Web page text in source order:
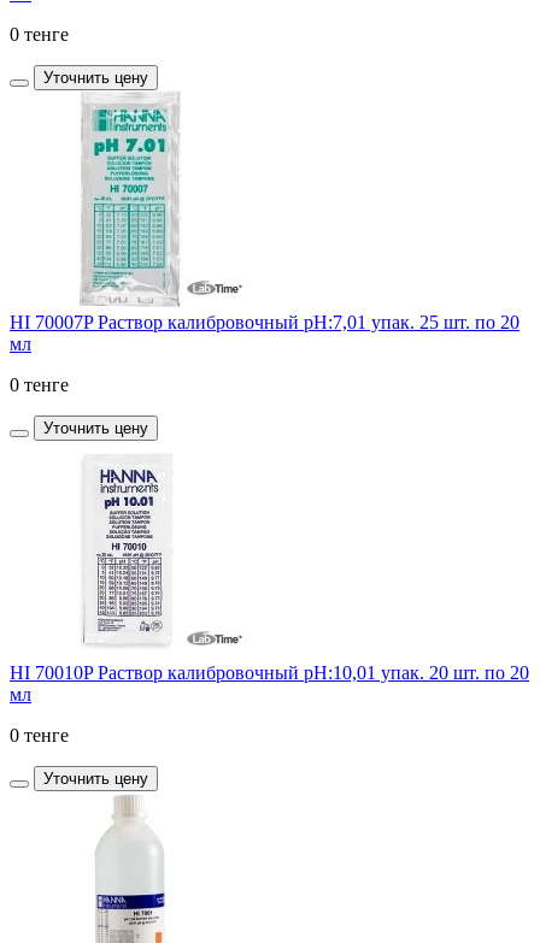
0 тенге
Уточнить цену
HI 70007P Раствор калибровочный рН:7,01 упак. 25 шт. по 20
мл
0 тенге
Уточнить цену
HI 70010P Раствор калибровочный рН:10,01 упак. 20 шт. по 20
мл
0 тенге
Уточнить цену